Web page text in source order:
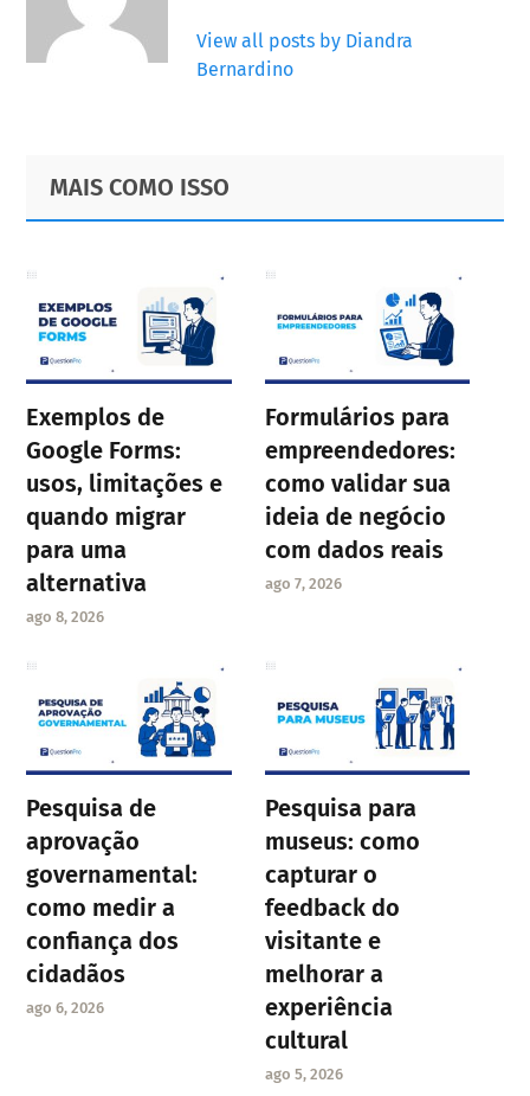
View all posts by Diandra
Bernardino
Primary
Sidebar
Footer
MAIS COMO ISSO
Exemplos de
Google Forms:
usos, limitações e
quando migrar
para uma
alternativa
ago 8, 2026
Formulários para
empreendedores:
como validar sua
ideia de negócio
com dados reais
ago 7, 2026
Pesquisa de
aprovação
governamental:
como medir a
confiança dos
cidadãos
ago 6, 2026
Pesquisa para
museus: como
capturar o
feedback do
visitante e
melhorar a
experiência
cultural
ago 5, 2026